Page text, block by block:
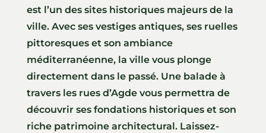
est l’un des sites historiques majeurs de la
ville. Avec ses vestiges antiques, ses ruelles
pittoresques et son ambiance
méditerranéenne, la ville vous plonge
directement dans le passé. Une balade à
travers les rues d’Agde vous permettra de
découvrir ses fondations historiques et son
riche patrimoine architectural. Laissez-